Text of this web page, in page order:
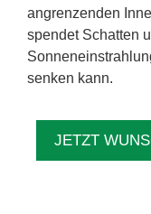
angrenzenden
spendet Schatten
senken kann.
JETZT